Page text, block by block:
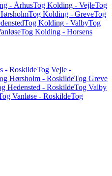
- ÅrhusTog Kolding - VejleTog
Tog Kolding - GreveTog
Tog Kolding - ValbyTog
Tog Kolding - Horsens
- RoskildeTog Vejle -
Hørsholm - RoskildeTog Greve
Hedensted - RoskildeTog Valby
Vanløse - RoskildeTog